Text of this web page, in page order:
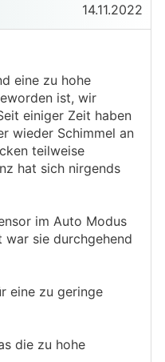
14.11.2022
eine zu hohe
ist, wir
einiger Zeit haben
wieder Schimmel an
teilweise
hat sich nirgends
im Auto Modus
war sie durchgehend
eine zu geringe
die zu hohe